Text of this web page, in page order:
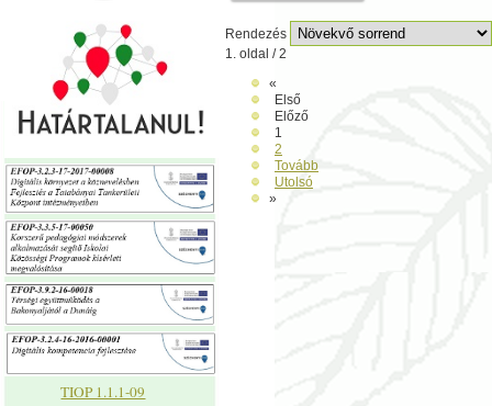
TIOP 1.1.1-09
Rendezés
1. oldal / 2
«
Első
Előző
1
2
Tovább
Utolsó
»